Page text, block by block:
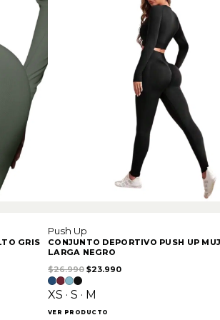
GRIS
Push Up
CONJUNTO DEPORTIVO PUSH UP
LARGA NEGRO
$26.990 El precio original era: $26.990.
$23.990El precio actual es:
XS · S · M
VER PRODUCTO